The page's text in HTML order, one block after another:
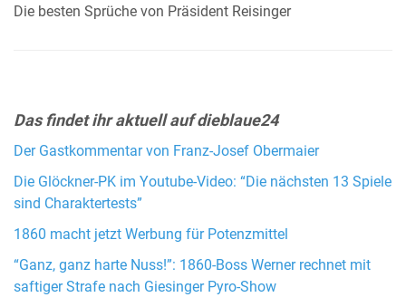
Die besten Sprüche von Präsident Reisinger
Das findet ihr aktuell auf dieblaue24
Der Gastkommentar von Franz-Josef Obermaier
Die Glöckner-PK im Youtube-Video: “Die nächsten 13 Spiele
sind Charaktertests”
1860 macht jetzt Werbung für Potenzmittel
“Ganz, ganz harte Nuss!”: 1860-Boss Werner rechnet mit
saftiger Strafe nach Giesinger Pyro-Show